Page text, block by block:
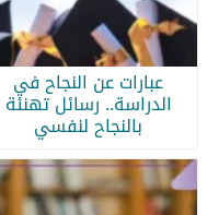
عبارات عن النجاح في
الدراسة.. رسائل تهنئة
بالنجاح لنفسي